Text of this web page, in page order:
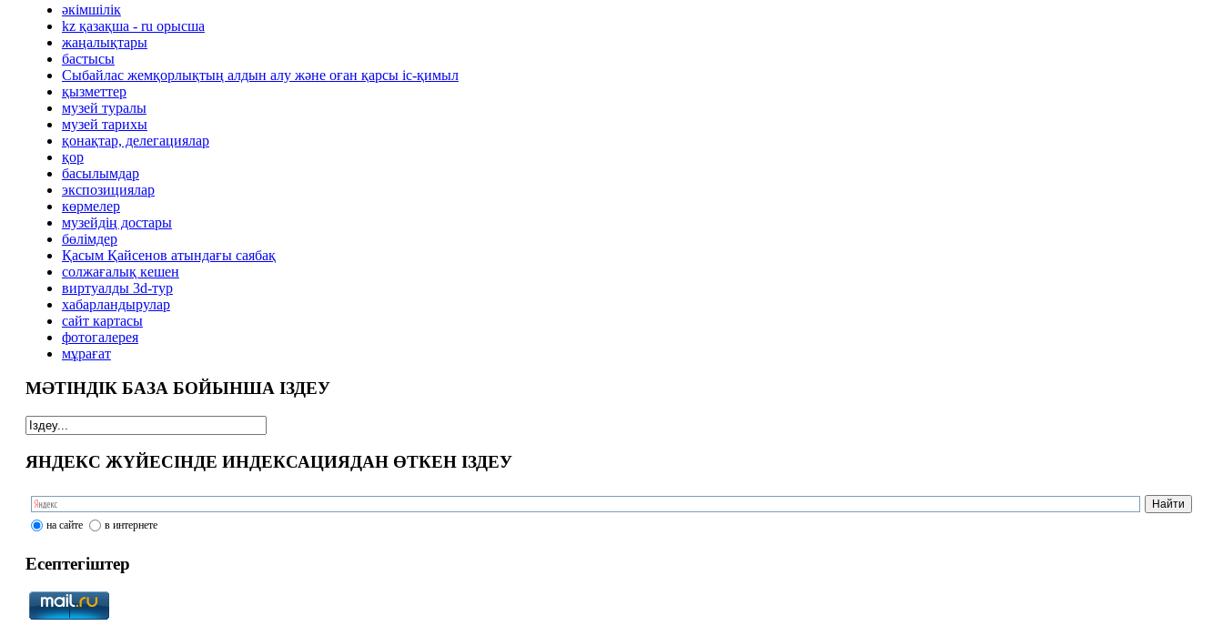
әкімшілік
kz қазақша - ru орысша
жаңалықтары
бастысы
Сыбайлас жемқорлықтың алдын алу және оған қарсы іс-қимыл
қызметтер
музей туралы
музей тарихы
қонақтар, делегациялар
қор
басылымдар
экспозициялар
көрмелер
музейдің достары
бөлімдер
Қасым Қайсенов атындағы саябақ
солжағалық кешен
виртуалды 3d-тур
xабарландырулар
сайт картасы
фотогалерея
мұрағат
МӘТІНДІК БАЗА БОЙЫНША ІЗДЕУ
ЯНДЕКС ЖҮЙЕСІНДЕ ИНДЕКСАЦИЯДАН ӨТКЕН ІЗДЕУ
на сайте в интернете
Есептегіштер